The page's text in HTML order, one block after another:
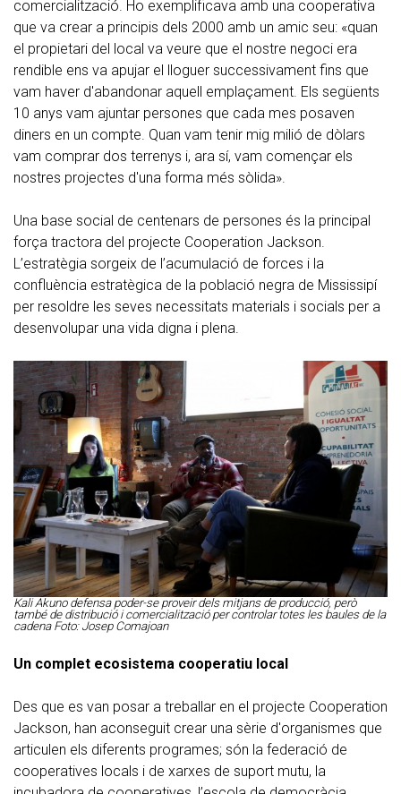
comercialització. Ho exemplificava amb una cooperativa
que va crear a principis dels 2000 amb un amic seu: «quan
el propietari del local va veure que el nostre negoci era
rendible ens va apujar el lloguer successivament fins que
vam haver d'abandonar aquell emplaçament. Els següents
10 anys vam ajuntar persones que cada mes posaven
diners en un compte. Quan vam tenir mig milió de dòlars
vam comprar dos terrenys i, ara sí, vam començar els
nostres projectes d'una forma més sòlida».
Una base social de centenars de persones és la principal
força tractora del projecte Cooperation Jackson.
L’estratègia sorgeix de l’acumulació de forces i la
confluència estratègica de la població negra de Mississipí
per resoldre les seves necessitats materials i socials per a
desenvolupar una vida digna i plena.
Kali Akuno defensa poder-se proveir dels mitjans de producció, però
també de distribució i comercialització per controlar totes les baules de la
cadena Foto: Josep Comajoan
Un complet ecosistema cooperatiu local
Des que es van posar a treballar en el projecte Cooperation
Jackson, han aconseguit crear una sèrie d'organismes que
articulen els diferents programes; són la federació de
cooperatives locals i de xarxes de suport mutu, la